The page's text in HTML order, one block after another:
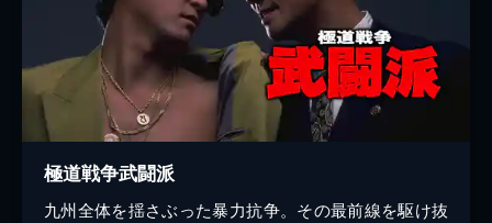
極道戦争武闘派
九州全体を揺さぶった暴力抗争。その最前線を駆け抜